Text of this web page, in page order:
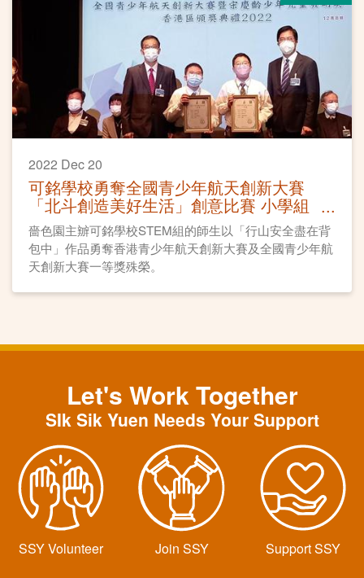
2022 Dec 20
可銘學校勇奪全國青少年航天創新大賽
「北斗創造美好生活」創意比賽 小學組
一等獎
嗇色園主辧可銘學校STEM組的師生以「行山安全盡在背
包中」作品勇奪香港青少年航天創新大賽及全國青少年航
天創新大賽一等獎殊榮。
Let's Work Together
SIk Sik Yuen Needs Your Support
SSY Volunteer Join SSY Support SSY